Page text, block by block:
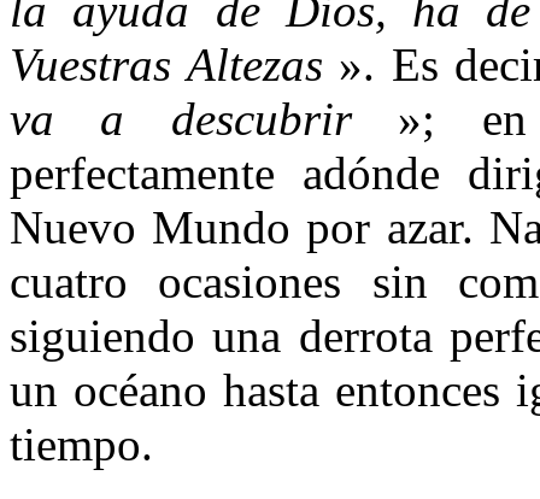
la ayuda de Dios, ha
Vuestras Altezas ». Es
va a descubrir»; en
perfectamente adónde
Nuevo Mundo por azar.
cuatro ocasiones sin
siguiendo una derrota
un océano hasta entonces
tiempo.